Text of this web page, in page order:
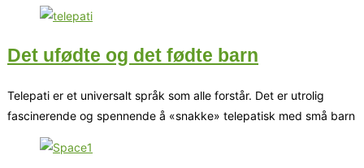
Det ufødte og det fødte barn
Telepati er et universalt språk som alle forstår. Det er utrolig
fascinerende og spennende å «snakke» telepatisk med små barn